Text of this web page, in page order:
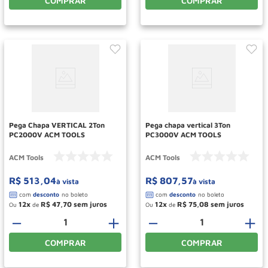
Pega Chapa VERTICAL 2Ton
PC2000V ACM TOOLS
ACM Tools
R$ 513,04à vista
Ou 12 de R$ 47 70
＋
－
COMPRAR
Pega chapa vertical 3Ton
PC3000V ACM TOOLS
ACM Tools
R$ 807,57à vista
Ou 12 de R$ 75 08
＋
－
COMPRAR